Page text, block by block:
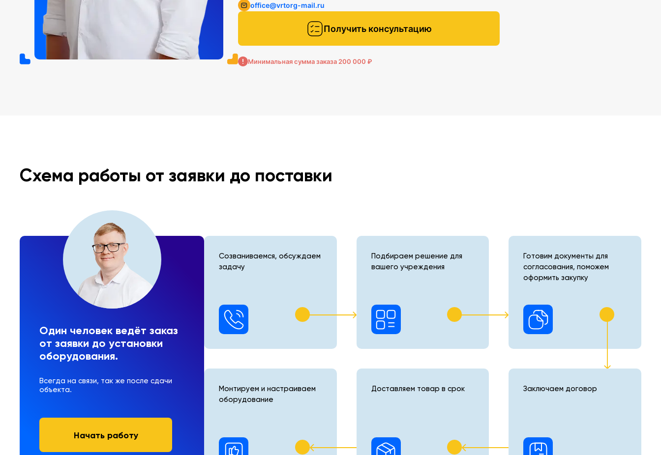
Получить консультацию
office@vrtorg-mail.ru
Минимальная сумма заказа 200 000 ₽
Схема работы от заявки до поставки
Один человек ведёт заказ
от заявки до установки
оборудования.
Всегда на связи, так же после сдачи
объекта.
Начать работу
Созваниваемся, обсуждаем
задачу
Подбираем решение для
вашего учреждения
Готовим документы для
согласования, поможем
оформить закупку
Монтируем и настраиваем
оборудование
Доставляем товар в срок Заключаем договор